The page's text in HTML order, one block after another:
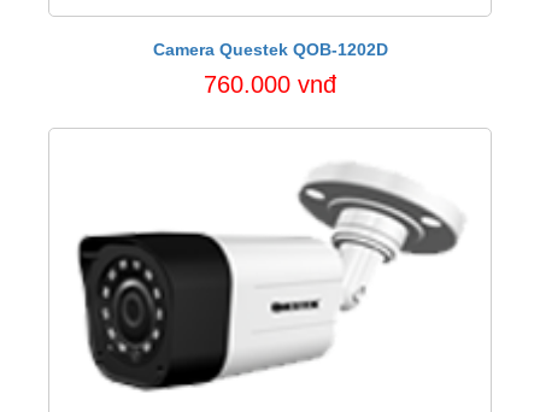
Camera Questek QOB-1202D
760.000 vnđ